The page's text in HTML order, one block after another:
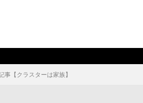
事【クラスターは家族】